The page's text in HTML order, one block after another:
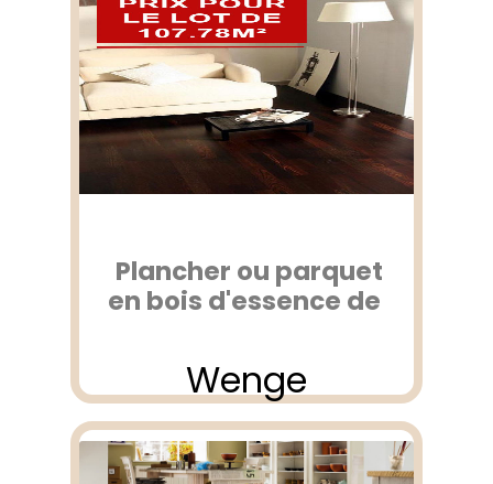
Plancher ou parquet
en bois d'essence de
Wenge